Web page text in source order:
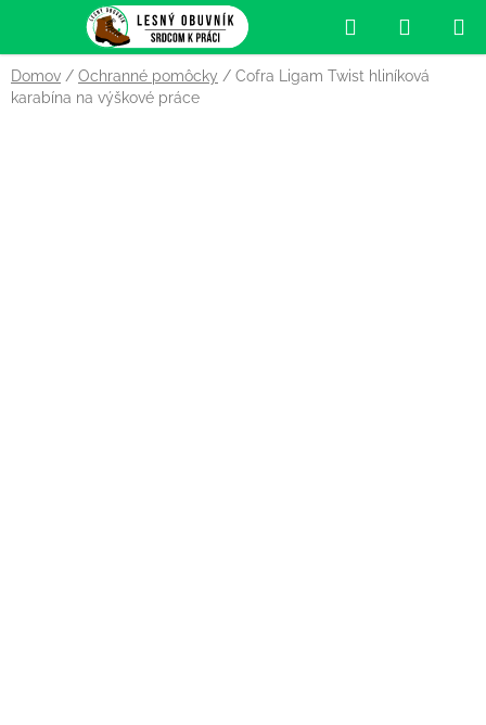
obsah
Hľadať
KOŠÍK
Domov / Ochranné pomôcky / Cofra Ligam Twist hliníková
karabína na výškové práce